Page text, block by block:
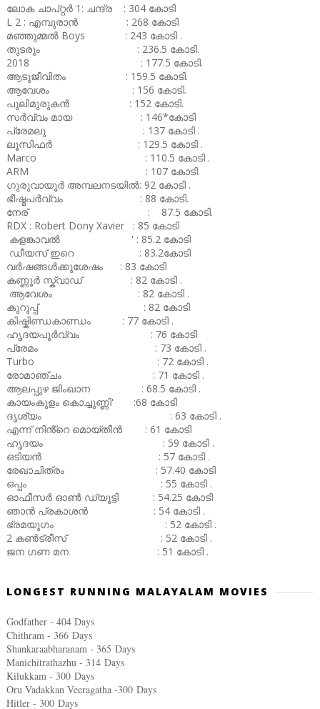
ലോക ചാപ്റ്റർ 1: ചന്ദ്ര : 304 കോടി
L 2 : എമ്പുരാൻ : 268 കോടി
മഞ്ഞുമ്മൽ Boys : 243 കോടി .
തുടരും : 236.5 കോടി.
2018 : 177.5 കോടി.
ആടുജീവിതം : 159.5 കോടി.
ആവേശം : 156 കോടി.
പുലിമുരുകൻ : 152 കോടി.
സർവ്വം മായ : 146*കോടി
പ്രേമലു : 137 കോടി .
ലൂസിഫർ : 129.5 കോടി .
Marco : 110.5 കോടി .
ARM : 107 കോടി.
ഗുരുവായൂർ അമ്പലനടയിൽ: 92 കോടി .
ഭീഷ്മപർവ്വം : 88 കോടി.
നേര് : 87.5 കോടി.
RDX : Robert Dony Xavier : 85 കോടി
കളങ്കാവൽ ' : 85.2 കോടി
ഡീയസ് ഇറെ : 83.2കോടി
വർഷങ്ങൾക്കുശേഷം : 83 കോടി
കണ്ണൂർ സ്ക്വാഡ് : 82 കോടി .
ആവേശം : 82 കോടി .
കുറുപ്പ് : 82 കോടി
കിഷ്കിണ്ഡകാണ്ഡം : 77 കോടി .
ഹൃദയപൂർവ്വം : 76 കോടി
പ്രേമം : 73 കോടി .
Turbo : 72 കോടി .
രോമാഞ്ചം : 71 കോടി .
ആലപ്പുഴ ജിംഖാന : 68.5 കോടി .
കായംകുളം കൊച്ചുണ്ണി' :68 കോടി
ദൃശ്യം : 63 കോടി .
എന്ന് നിൻ്റെ മൊയ്തീൻ : 61 കോടി
ഹൃദയം : 59 കോടി .
ഒടിയൻ : 57 കോടി .
രേഖാചിത്രം : 57.40 കോടി
ഒപ്പം : 55 കോടി .
ഓഫീസർ ഓൺ ഡ്യൂട്ടി : 54.25 കോടി
ഞാൻ പ്രകാശൻ : 54 കോടി .
ഭ്രമയുഗം : 52 കോടി .
2 കൺട്രീസ് : 52 കോടി .
ജന ഗണ മന : 51 കോടി .
LONGEST RUNNING MALAYALAM MOVIES
Godfather - 404 Days
Chithram - 366 Days
Shankaraabharanam - 365 Days
Manichitrathazhu - 314 Days
Kilukkam - 300 Days
Oru Vadakkan Veeragatha -300 Days
Hitler - 300 Days